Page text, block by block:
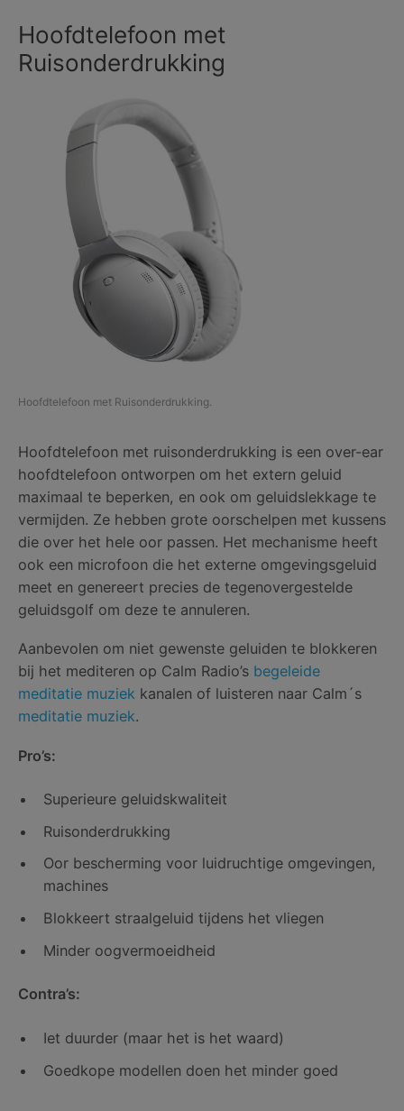
Hoofdtelefoon met
Ruisonderdrukking
Hoofdtelefoon met Ruisonderdrukking.
Hoofdtelefoon met ruisonderdrukking is een over-ear
hoofdtelefoon ontworpen om het extern geluid
maximaal te beperken, en ook om geluidslekkage te
vermijden. Ze hebben grote oorschelpen met kussens
die over het hele oor passen. Het mechanisme heeft
ook een microfoon die het externe omgevingsgeluid
meet en genereert precies de tegenovergestelde
geluidsgolf om deze te annuleren.
Aanbevolen om niet gewenste geluiden te blokkeren
bij het mediteren op Calm Radio’s begeleide
meditatie muziek kanalen of luisteren naar Calm´s
meditatie muziek.
Pro’s:
Superieure geluidskwaliteit
Ruisonderdrukking
Oor bescherming voor luidruchtige omgevingen,
machines
Blokkeert straalgeluid tijdens het vliegen
Minder oogvermoeidheid
Contra’s:
Iet duurder (maar het is het waard)
Goedkope modellen doen het minder goed